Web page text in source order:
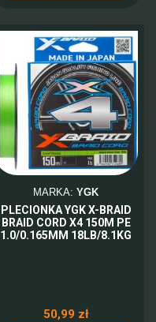
MARKA: YGK
PLECIONKA YGK X-BRAID
BRAID CORD X4 150M PE
1.0/0.165MM 18LB/8.1KG
50,99 zł